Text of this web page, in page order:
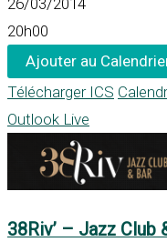
26/03/2014
20h00
Ajouter au
Télécharger ICS
Outlook Live
38Riv’ – Jazz Club